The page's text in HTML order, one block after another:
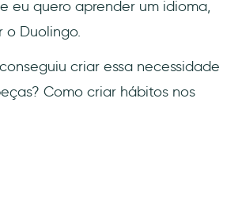
eu quero aprender um idioma,
o Duolingo.
criar essa necessidade
Como criar hábitos nos